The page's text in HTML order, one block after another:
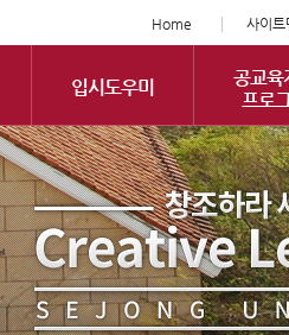
Home 사이트
입시도우미
공교육
프로